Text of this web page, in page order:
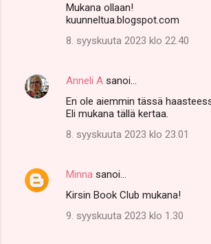
n
Mukana ollaan!
kuunneltua.blogspot.com
8. syyskuuta 2023 klo 22.40
Anneli A sanoi…
En ole aiemmin tässä
Eli mukana tällä kertaa.
8. syyskuuta 2023 klo 23.01
Minna sanoi…
Kirsin Book Club mukana!
9. syyskuuta 2023 klo 1.30